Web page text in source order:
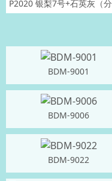
BDM-9001
BDM-9006
BDM-9022